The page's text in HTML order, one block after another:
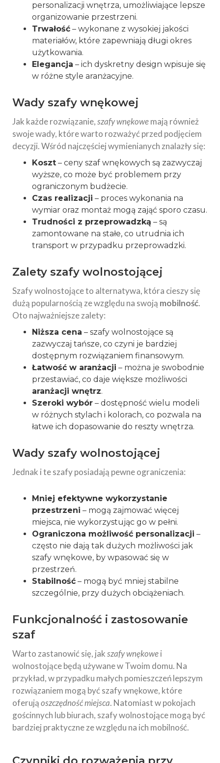
personalizacji wnętrza, umożliwiające lepsze
organizowanie przestrzeni.
Trwałość – wykonane z wysokiej jakości
materiałów, które zapewniają długi okres
użytkowania.
Elegancja – ich dyskretny design wpisuje się
w różne style aranżacyjne.
Wady szafy wnękowej
Jak każde rozwiązanie,szafy wnękowemają również
swoje wady, które warto rozważyć przed podjęciem
decyzji. Wśród najczęściej wymienianych znalazły się:
Koszt – ceny szaf wnękowych są zazwyczaj
wyższe, co może być problemem przy
ograniczonym budżecie.
Czas realizacji – proces wykonania na
wymiar oraz montaż mogą zająć sporo czasu.
Trudności z przeprowadzką – są
zamontowane na stałe, co utrudnia ich
transport w przypadku przeprowadzki.
Zalety szafy wolnostojącej
Szafy wolnostojące to alternatywa, która cieszy się
dużą popularnością ze względu na swoją mobilność.
Oto najważniejsze zalety:
Niższa cena – szafy wolnostojące są
zazwyczaj tańsze, co czyni je bardziej
dostępnym rozwiązaniem finansowym.
Łatwość w aranżacji – można je swobodnie
przestawiać, co daje większe możliwości
aranżacji wnętrz.
Szeroki wybór – dostępność wielu modeli
w różnych stylach i kolorach, co pozwala na
łatwe ich dopasowanie do reszty wnętrza.
Wady szafy wolnostojącej
Jednak i te szafy posiadają pewne ograniczenia:
Mniej efektywne wykorzystanie
przestrzeni – mogą zajmować więcej
miejsca, nie wykorzystując go w pełni.
Ograniczona możliwość personalizacji –
często nie dają tak dużych możliwości jak
szafy wnękowe, by wpasować się w
przestrzeń.
Stabilność – mogą być mniej stabilne
szczególnie, przy dużych obciążeniach.
Funkcjonalność i zastosowanie
szaf
Warto zastanowić się, jakszafy wnękowei
wolnostojące będą używane w Twoim domu. Na
przykład, w przypadku małych pomieszczeń lepszym
rozwiązaniem mogą być szafy wnękowe, które
oferująoszczędność miejsca. Natomiast w pokojach
gościnnych lub biurach, szafy wolnostojące mogą być
bardziej praktyczne ze względu na ich mobilność.